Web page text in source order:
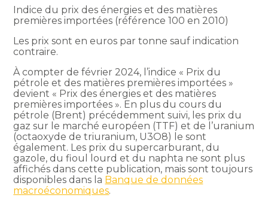
Indice du prix des énergies et des matières
premières importées (référence 100 en 2010)
Les prix sont en euros par tonne sauf indication
contraire.
À compter de février 2024, l’indice « Prix du
pétrole et des matières premières importées »
devient « Prix des énergies et des matières
premières importées ». En plus du cours du
pétrole (Brent) précédemment suivi, les prix du
gaz sur le marché européen (TTF) et de l’uranium
(octaoxyde de triuranium, U3O8) le sont
également. Les prix du supercarburant, du
gazole, du fioul lourd et du naphta ne sont plus
affichés dans cette publication, mais sont toujours
disponibles dans la Banque de données
macroéconomiques.